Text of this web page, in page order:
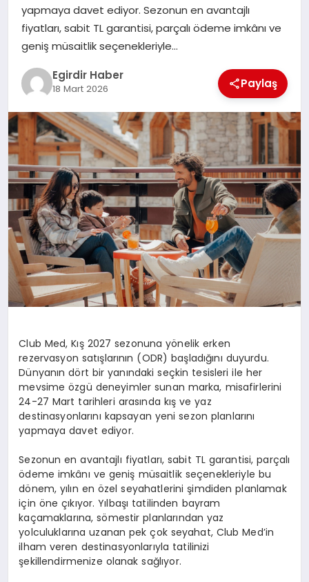
YAŞAM
yapmaya davet ediyor. Sezonun en avantajlı
fiyatları, sabit TL garantisi, parçalı ödeme imkânı ve
geniş müsaitlik seçenekleriyle…
Egirdir Haber
18 Mart 2026 Paylaş
Club Med, Kış 2027 sezonuna yönelik erken
rezervasyon satışlarının (ODR) başladığını duyurdu.
Dünyanın dört bir yanındaki seçkin tesisleri ile her
mevsime özgü deneyimler sunan marka, misafirlerini
24-27 Mart tarihleri arasında kış ve yaz
destinasyonlarını kapsayan yeni sezon planlarını
yapmaya davet ediyor.
Sezonun en avantajlı fiyatları, sabit TL garantisi, parçalı
ödeme imkânı ve geniş müsaitlik seçenekleriyle bu
dönem, yılın en özel seyahatlerini şimdiden planlamak
için öne çıkıyor. Yılbaşı tatilinden bayram
kaçamaklarına, sömestir planlarından yaz
yolculuklarına uzanan pek çok seyahat, Club Med’in
ilham veren destinasyonlarıyla tatilinizi
şekillendirmenize olanak sağlıyor.